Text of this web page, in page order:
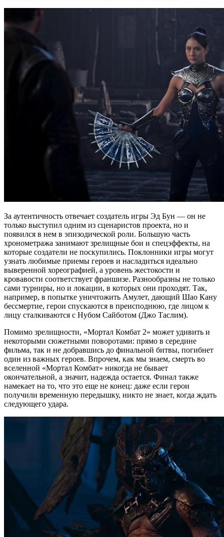
За аутентичность отвечает создатель игры Эд Бун — он не
только выступил одним из сценаристов проекта, но и
появился в нем в эпизодической роли. Большую часть
хронометража занимают зрелищные бои и спецэффекты, на
которые создатели не поскупились. Поклонники игры могут
узнать любимые приемы героев и насладиться идеально
выверенной хореографией, а уровень жестокости и
кровавости соответствует франшизе. Разнообразны не только
сами турниры, но и локации, в которых они проходят. Так,
например, в попытке уничтожить Амулет, дающий Шао Кану
бессмертие, герои спускаются в преисподнюю, где лицом к
лицу сталкиваются с Нубом Сайботом (Джо Таслим).
Помимо зрелищности, «Мортал Комбат 2» может удивить и
некоторыми сюжетными поворотами: прямо в середине
фильма, так и не добравшись до финальной битвы, погибнет
один из важных героев. Впрочем, как мы знаем, смерть во
вселенной «Мортал Комбат» никогда не бывает
окончательной, а значит, надежда остается. Финал также
намекает на то, что это еще не конец: даже если герои
получили временную передышку, никто не знает, когда ждать
следующего удара.